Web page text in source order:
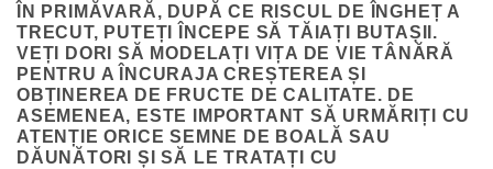
ÎN PRIMĂVARĂ, DUPĂ CE RISCUL DE ÎNGHEȚ A
TRECUT, PUTEȚI ÎNCEPE SĂ TĂIAȚI BUTAȘII.
VEȚI DORI SĂ MODELAȚI VIȚA DE VIE TÂNĂRĂ
PENTRU A ÎNCURAJA CREȘTEREA ȘI
OBȚINEREA DE FRUCTE DE CALITATE. DE
ASEMENEA, ESTE IMPORTANT SĂ URMĂRIȚI CU
ATENȚIE ORICE SEMNE DE BOALĂ SAU
DĂUNĂTORI ȘI SĂ LE TRATAȚI CU